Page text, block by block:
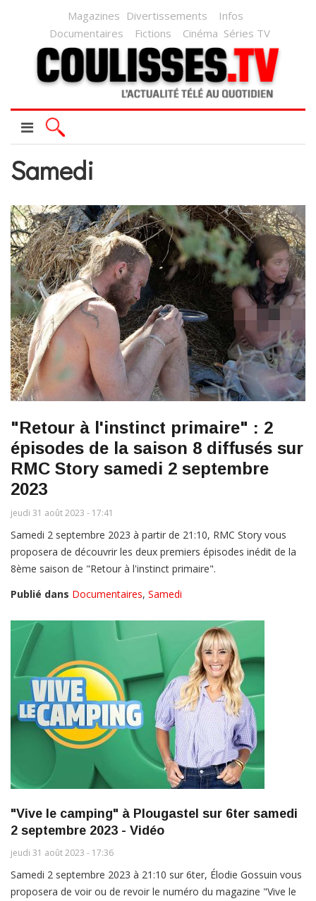
Magazines Divertissements
Infos
Documentaires
Fictions Cinéma Séries TV
Samedi
"Retour à l'instinct primaire" : 2
épisodes de la saison 8 diffusés sur
RMC Story samedi 2 septembre
2023
jeudi 31 août 2023 - 17:41
Samedi 2 septembre 2023 à partir de 21:10, RMC Story vous
proposera de découvrir les deux premiers épisodes inédit de la
8ème saison de "Retour à l'instinct primaire".
Publié dans Documentaires, Samedi
"Vive le camping" à Plougastel sur 6ter samedi
2 septembre 2023 - Vidéo
jeudi 31 août 2023 - 17:36
Samedi 2 septembre 2023 à 21:10 sur 6ter, Élodie Gossuin vous
proposera de voir ou de revoir le numéro du magazine "Vive le